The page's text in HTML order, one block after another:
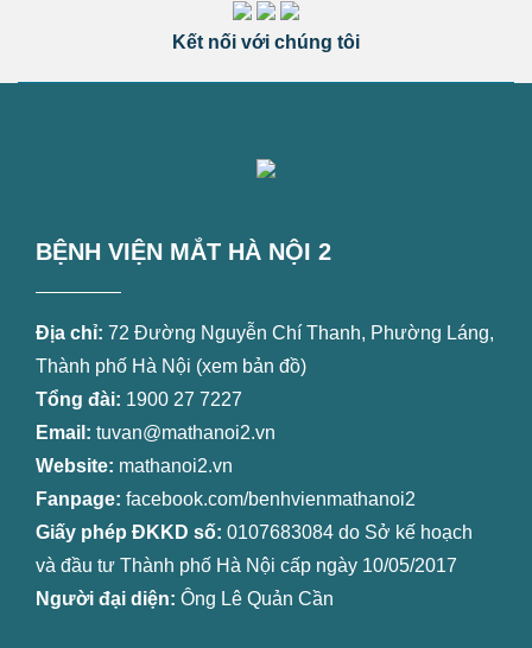
Kết nối với chúng tôi
BỆNH VIỆN MẮT HÀ NỘI 2
Địa chỉ: 72 Đường Nguyễn Chí Thanh, Phường Láng,
Thành phố Hà Nội (xem bản đồ)
Tổng đài: 1900 27 7227
Email: tuvan@mathanoi2.vn
Website: mathanoi2.vn
Fanpage: facebook.com/benhvienmathanoi2
Giấy phép ĐKKD số: 0107683084 do Sở kế hoạch
và đầu tư Thành phố Hà Nội cấp ngày 10/05/2017
Người đại diện: Ông Lê Quản Cần